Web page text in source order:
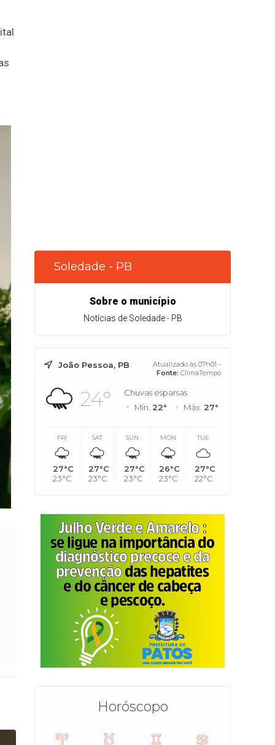
Soledade - PB
Sobre o município
Notícias de Soledade - PB
João Pessoa, PB
Atualizado às 07h01 -
Fonte: ClimaTempo
24°
Chuvas esparsas
Mín. 22° Máx. 27°
FRI
27°C
23°C
SAT
27°C
23°C
SUN
27°C
23°C
MON
26°C
23°C
TUE
27°C
22°C
Horóscopo